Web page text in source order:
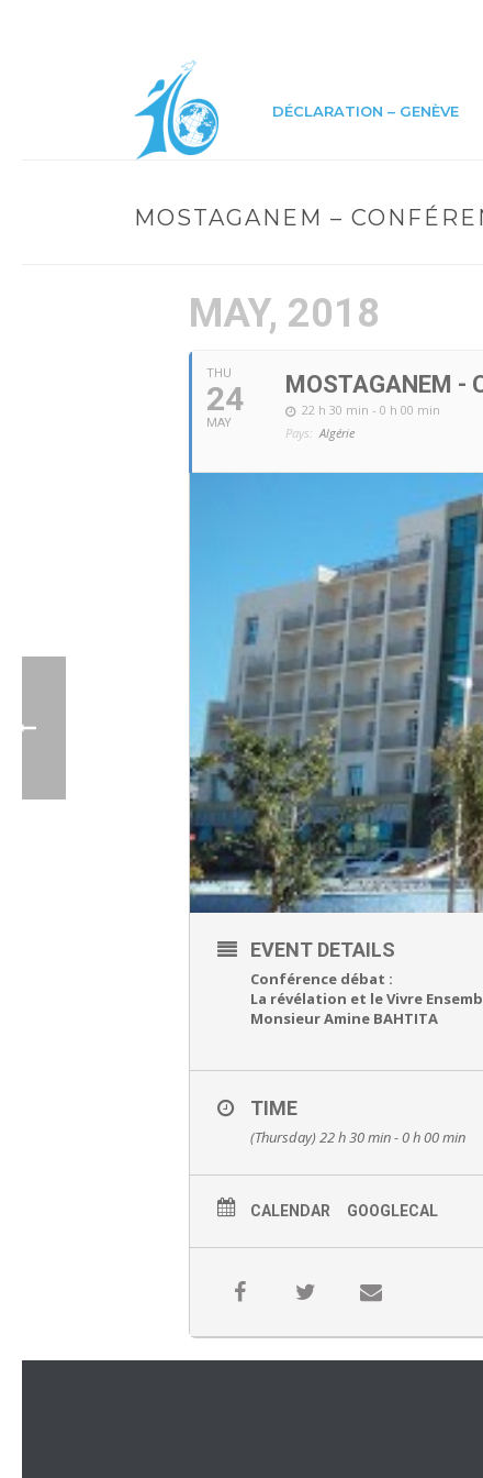
DÉCLARATION – GENÈVE
MOSTAGANEM –
MAY, 2018
THU
24
MAY
MOSTAGANEM -
22 h 30 min - 0 h 00 min
Pays: Algérie
EVENT DETAILS
Conférence débat :
La révélation et le Vivre
Monsieur Amine BAHTITA
TIME
(Thursday) 22 h 30 min - 0 h 00 min
CALENDAR GOOGLECAL